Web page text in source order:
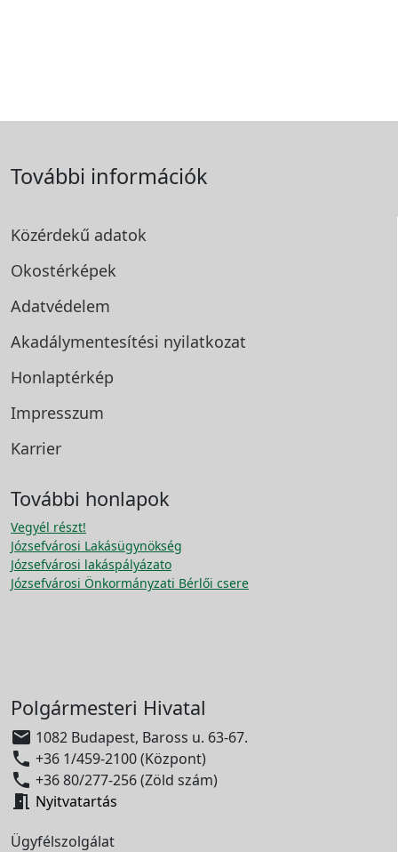
További információk
Közérdekű adatok
Okostérképek
Adatvédelem
Akadálymentesítési nyilatkozat
Honlaptérkép
Impresszum
Karrier
További honlapok
Vegyél részt!
Józsefvárosi Lakásügynökség
Józsefvárosi lakáspályázato
Józsefvárosi Önkormányzati Bérlői csere
Polgármesteri Hivatal
 1082 Budapest, Baross u. 63-67.
 +36 1/459-2100 (Központ)
 +36 80/277-256 (Zöld szám)
 Nyitvatartás
Ügyfélszolgálat